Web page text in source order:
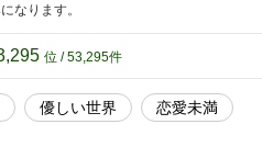
なります。
位 / 53,295件
優しい世界
恋愛未満